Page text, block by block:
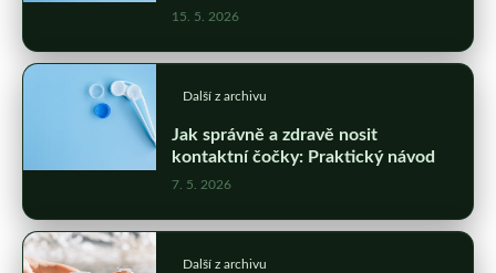
15. 5. 2026
Další z archivu
Jak správně a zdravě nosit
kontaktní čočky: Praktický návod
7. 5. 2026
Další z archivu